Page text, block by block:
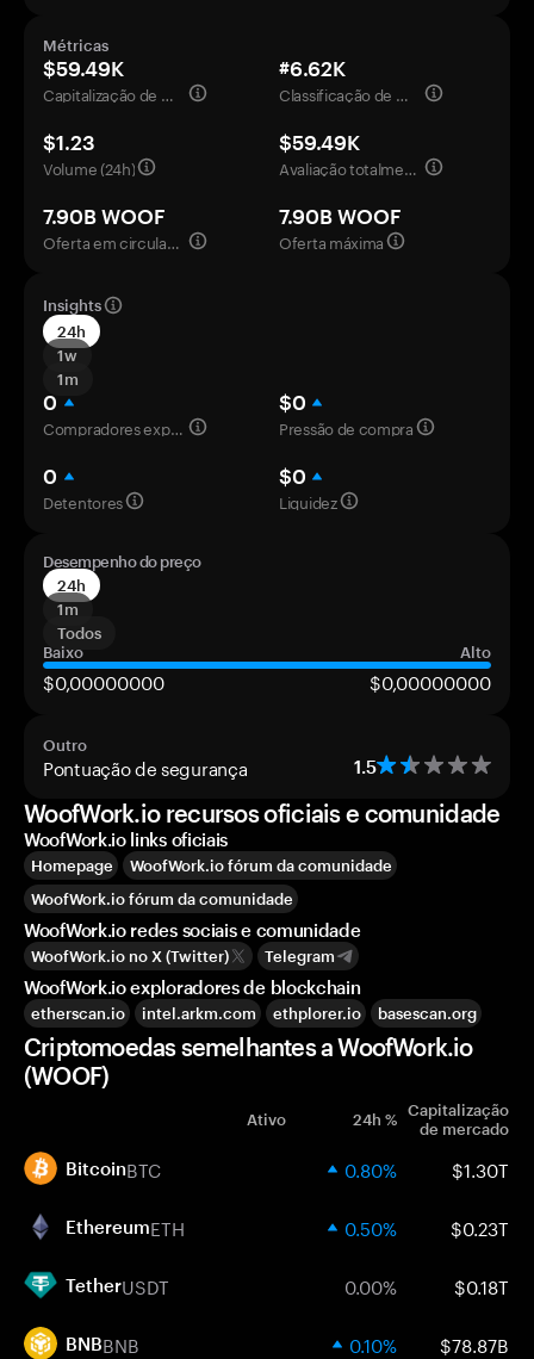
Métricas
$59.49K
Capitalização de mercado
#6.62K
Classificação de mercado
$1.23
Volume (24h)
$59.49K
Avaliação totalmente diluída
7.90B WOOF
Oferta em circulação
7.90B WOOF
Oferta máxima
Insights
24h
1w
1m
0
Compradores experientes
$0
Pressão de compra
0
Detentores
$0
Liquidez
Desempenho do preço
24h
1m
Todos
Baixo
Alto
$0,00000000 $0,00000000
Outro
Pontuação de segurança 1.5
WoofWork.io recursos oficiais e comunidade
WoofWork.io links oficiais
Homepage
WoofWork.io fórum da comunidade
WoofWork.io fórum da comunidade
WoofWork.io redes sociais e comunidade
WoofWork.io no X (Twitter) Telegram
WoofWork.io exploradores de blockchain
etherscan.io intel.arkm.com ethplorer.io basescan.org
Criptomoedas semelhantes a WoofWork.io
(WOOF)
Ativo 24h % Capitalização
de mercado
BitcoinBTC 0.80% $1.30T
EthereumETH 0.50% $0.23T
TetherUSDT 0.00% $0.18T
BNBBNB 0.10% $78.87B